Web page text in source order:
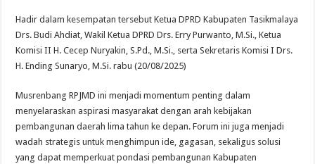
Hadir dalam kesempatan tersebut Ketua DPRD Kabupaten Tasikmalaya
Drs. Budi Ahdiat, Wakil Ketua DPRD Drs. Erry Purwanto, M.Si., Ketua
Komisi II H. Cecep Nuryakin, S.Pd., M.Si., serta Sekretaris Komisi I Drs.
H. Ending Sunaryo, M.Si. rabu (20/08/2025)
Musrenbang RPJMD ini menjadi momentum penting dalam
menyelaraskan aspirasi masyarakat dengan arah kebijakan
pembangunan daerah lima tahun ke depan. Forum ini juga menjadi
wadah strategis untuk menghimpun ide, gagasan, sekaligus solusi
yang dapat memperkuat pondasi pembangunan Kabupaten